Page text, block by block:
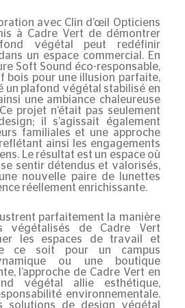
avec Clin d’œil Opticiens
à Cadre Vert de démontrer
végétal peut redéfinir
un espace commercial. En
Soft Sound éco-responsable,
bois pour une illusion parfaite,
un plafond végétal stabilisé en
une ambiance chaleureuse
projet n’était pas seulement
il s’agissait également
familiales et une approche
reflétant ainsi les engagements
Le résultat est un espace où
sentir détendus et valorisés,
nouvelle paire de lunettes
réellement enrichissante.
parfaitement la manière
végétalisés de Cadre Vert
les espaces de travail et
ce soit pour un campus
ou une boutique
l’approche de Cadre Vert en
végétal allie esthétique,
environnementale.
solutions de design végétal